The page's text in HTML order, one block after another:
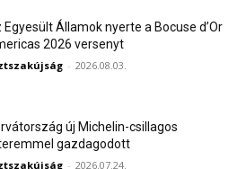
Egyesült Államok nyerte a Bocuse d’Or
2026 versenyt
- 2026.08.03.
új Michelin-csillagos
gazdagodott
- 2026.07.24.